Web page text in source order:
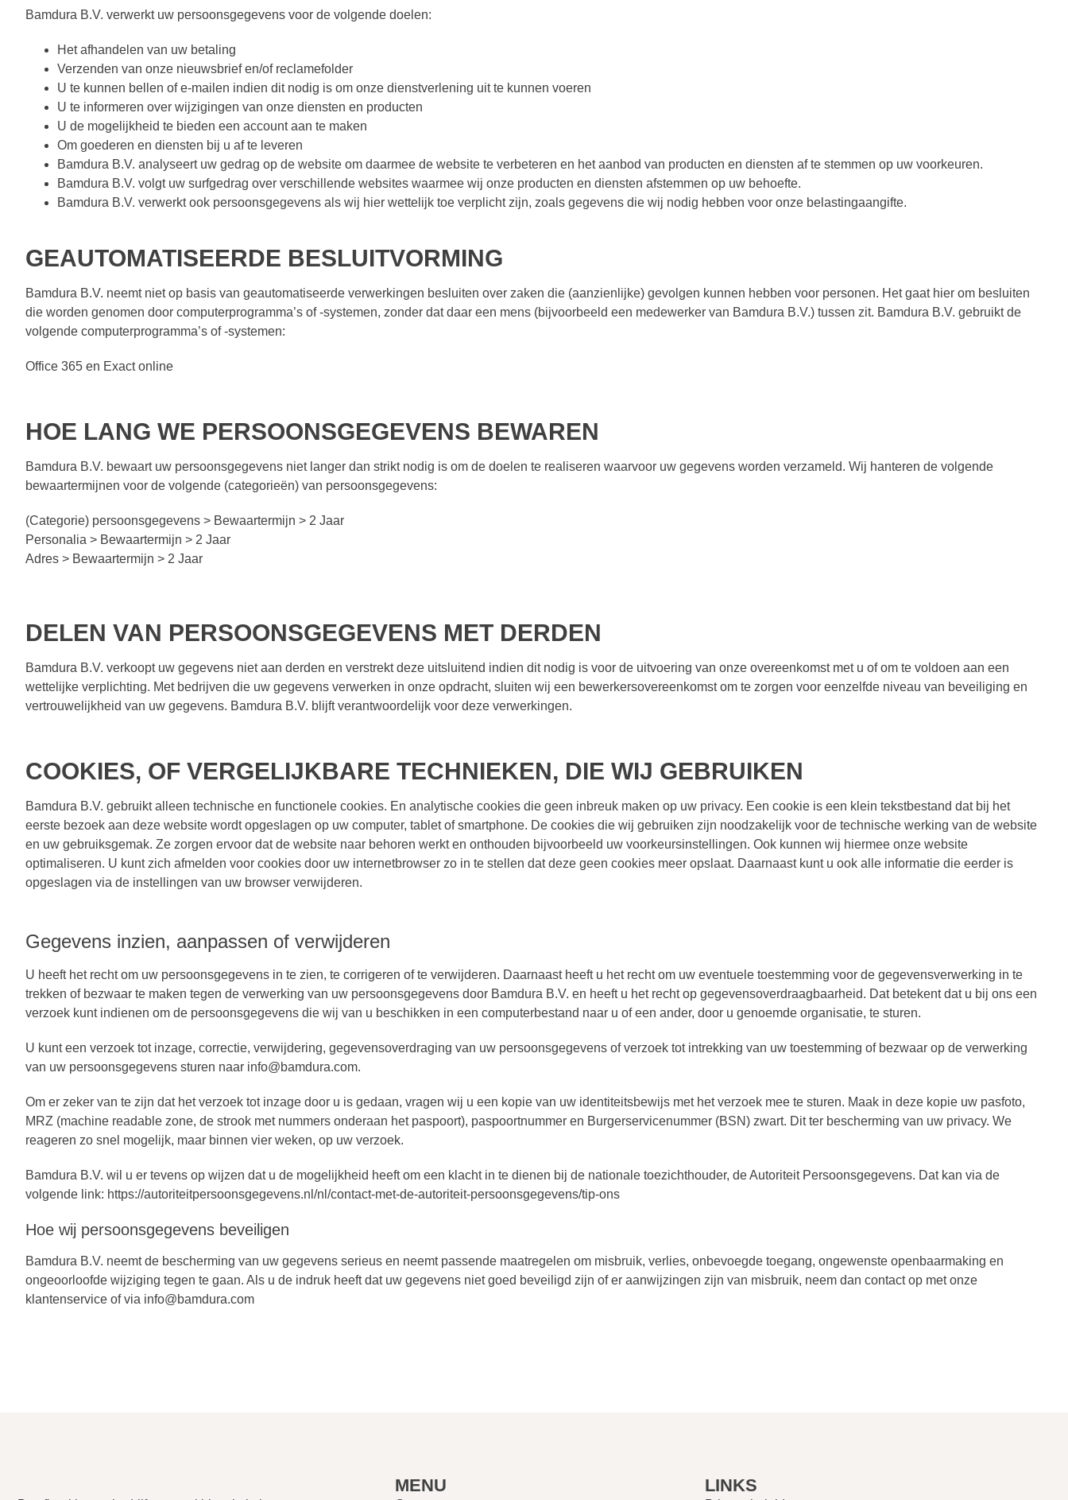
Bamdura B.V. verwerkt uw persoonsgegevens voor de volgende doelen:
Het afhandelen van uw betaling
Verzenden van onze nieuwsbrief en/of reclamefolder
U te kunnen bellen of e-mailen indien dit nodig is om onze dienstverlening uit te kunnen voeren
U te informeren over wijzigingen van onze diensten en producten
U de mogelijkheid te bieden een account aan te maken
Om goederen en diensten bij u af te leveren
Bamdura B.V. analyseert uw gedrag op de website om daarmee de website te verbeteren en het aanbod van producten en diensten af te stemmen op uw voorkeuren.
Bamdura B.V. volgt uw surfgedrag over verschillende websites waarmee wij onze producten en diensten afstemmen op uw behoefte.
Bamdura B.V. verwerkt ook persoonsgegevens als wij hier wettelijk toe verplicht zijn, zoals gegevens die wij nodig hebben voor onze belastingaangifte.
GEAUTOMATISEERDE BESLUITVORMING
Bamdura B.V. neemt niet op basis van geautomatiseerde verwerkingen besluiten over zaken die (aanzienlijke) gevolgen kunnen hebben voor personen. Het gaat hier om besluiten
die worden genomen door computerprogramma’s of -systemen, zonder dat daar een mens (bijvoorbeeld een medewerker van Bamdura B.V.) tussen zit. Bamdura B.V. gebruikt de
volgende computerprogramma’s of -systemen:
Office 365 en Exact online
HOE LANG WE PERSOONSGEGEVENS BEWAREN
Bamdura B.V. bewaart uw persoonsgegevens niet langer dan strikt nodig is om de doelen te realiseren waarvoor uw gegevens worden verzameld. Wij hanteren de volgende
bewaartermijnen voor de volgende (categorieën) van persoonsgegevens:
(Categorie) persoonsgegevens > Bewaartermijn > 2 Jaar
Personalia > Bewaartermijn > 2 Jaar
Adres > Bewaartermijn > 2 Jaar
DELEN VAN PERSOONSGEGEVENS MET DERDEN
Bamdura B.V. verkoopt uw gegevens niet aan derden en verstrekt deze uitsluitend indien dit nodig is voor de uitvoering van onze overeenkomst met u of om te voldoen aan een
wettelijke verplichting. Met bedrijven die uw gegevens verwerken in onze opdracht, sluiten wij een bewerkersovereenkomst om te zorgen voor eenzelfde niveau van beveiliging en
vertrouwelijkheid van uw gegevens. Bamdura B.V. blijft verantwoordelijk voor deze verwerkingen.
COOKIES, OF VERGELIJKBARE TECHNIEKEN, DIE WIJ GEBRUIKEN
Bamdura B.V. gebruikt alleen technische en functionele cookies. En analytische cookies die geen inbreuk maken op uw privacy. Een cookie is een klein tekstbestand dat bij het
eerste bezoek aan deze website wordt opgeslagen op uw computer, tablet of smartphone. De cookies die wij gebruiken zijn noodzakelijk voor de technische werking van de website
en uw gebruiksgemak. Ze zorgen ervoor dat de website naar behoren werkt en onthouden bijvoorbeeld uw voorkeursinstellingen. Ook kunnen wij hiermee onze website
optimaliseren. U kunt zich afmelden voor cookies door uw internetbrowser zo in te stellen dat deze geen cookies meer opslaat. Daarnaast kunt u ook alle informatie die eerder is
opgeslagen via de instellingen van uw browser verwijderen.
Gegevens inzien, aanpassen of verwijderen
U heeft het recht om uw persoonsgegevens in te zien, te corrigeren of te verwijderen. Daarnaast heeft u het recht om uw eventuele toestemming voor de gegevensverwerking in te
trekken of bezwaar te maken tegen de verwerking van uw persoonsgegevens door Bamdura B.V. en heeft u het recht op gegevensoverdraagbaarheid. Dat betekent dat u bij ons een
verzoek kunt indienen om de persoonsgegevens die wij van u beschikken in een computerbestand naar u of een ander, door u genoemde organisatie, te sturen.
U kunt een verzoek tot inzage, correctie, verwijdering, gegevensoverdraging van uw persoonsgegevens of verzoek tot intrekking van uw toestemming of bezwaar op de verwerking
van uw persoonsgegevens sturen naar info@bamdura.com.
Om er zeker van te zijn dat het verzoek tot inzage door u is gedaan, vragen wij u een kopie van uw identiteitsbewijs met het verzoek mee te sturen. Maak in deze kopie uw pasfoto,
MRZ (machine readable zone, de strook met nummers onderaan het paspoort), paspoortnummer en Burgerservicenummer (BSN) zwart. Dit ter bescherming van uw privacy. We
reageren zo snel mogelijk, maar binnen vier weken, op uw verzoek.
Bamdura B.V. wil u er tevens op wijzen dat u de mogelijkheid heeft om een klacht in te dienen bij de nationale toezichthouder, de Autoriteit Persoonsgegevens. Dat kan via de
volgende link: https://autoriteitpersoonsgegevens.nl/nl/contact-met-de-autoriteit-persoonsgegevens/tip-ons
Hoe wij persoonsgegevens beveiligen
Bamdura B.V. neemt de bescherming van uw gegevens serieus en neemt passende maatregelen om misbruik, verlies, onbevoegde toegang, ongewenste openbaarmaking en
ongeoorloofde wijziging tegen te gaan. Als u de indruk heeft dat uw gegevens niet goed beveiligd zijn of er aanwijzingen zijn van misbruik, neem dan contact op met onze
klantenservice of via info@bamdura.com
MENU LINKS